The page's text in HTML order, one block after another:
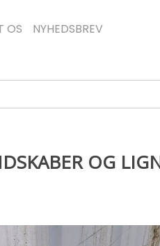
OS NYHEDSBREV
OG